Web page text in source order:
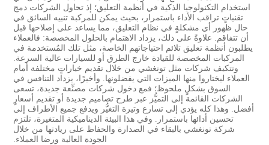
استخدام التكنولوجيا الذكية في أنظمة التعليق؛ إذ تحاول الشركات دمج
تقنياتٍ تراقب الأداء باستمرار، بحيث يمكن للمركبة تنبيه السائق في
حال ظهور أي مشكلةٍ في نظام التعليق، مما يساعد على إصلاحها قبل
أن تتفاقم. علاوةً على ذلك، يزداد الاهتمام بالحلول المخصصة: فالعملاء
يطلبون أنظمة تعليق تلائم احتياجاتهم الخاصة، مثل تلك المُستخدمة في
المركبات المخصصة للقيادة خارج الطرق أو للسيارات عالية السرعة.
وتتكيف شركات مثل تونغشي من خلال تقديم خياراتٍ مختلفة أمام
العملاء ليختاروا منها الميزات التي يفضلونها. وأخيرًا، يزداد التنافس في
السوق بشكلٍ ملحوظ؛ فمع دخول شركات مصنِّعة جديدة، تسعى
الشركات القائمة إلى التميُّز عبر طرح تصاميم جديدة أو تقديم أسعارٍ
أفضل. وهذا كله يؤدي إلى تسارع وتيرة التغيُّر ويدفع جميع الأطراف إلى
تحسين أدائها باستمرار. وفي هذا البيئة الديناميكية المتغيرة، تلتزم
شركة تونغشي بالبقاء في الصدارة والحفاظ على ريادتها من خلال
الجودة العالية ورضا العملاء.